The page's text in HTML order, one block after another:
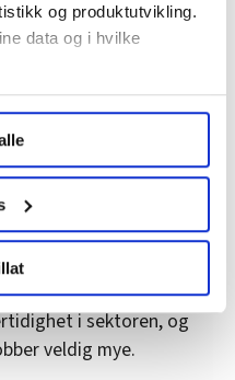
og produktutvikling.
data og i hvilke
hvordan dine personlige
velge hvordan de skal
eller trekke tilbake ditt
hk-nytt.no
(cookies) for å
brukt slik at vi tilby
og utarbeide
være bunnsolid, også
mellom
være så tøffe og
i neste setning snakke
på arbeidsforholdene
i sektoren, og
veldig mye.